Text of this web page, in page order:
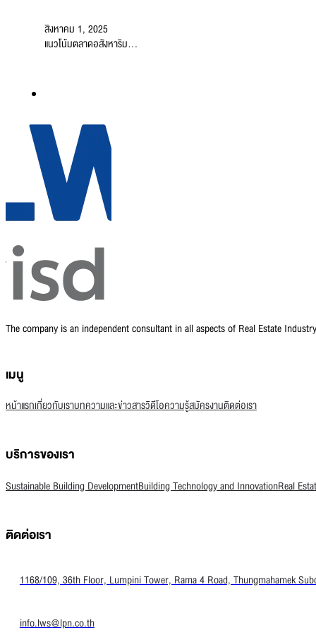
สิงหาคม 1, 2025
แนวโน้มตลาดอสังหาริม…
The company is an independent consultant in all aspects of Real Estate
เมนู
หน้าแรกเกี่ยวกับเราบทความและข่าวสารวิดีโอความรู้สมัครงานติดต่อเรา
บริการของเรา
Sustainable Building DevelopmentBuilding Technology and InnovationReal
ติดต่อเรา
1168/109, 36th Floor, Lumpini Tower, Rama 4 Road, Thungmahamek
info.lws@lpn.co.th